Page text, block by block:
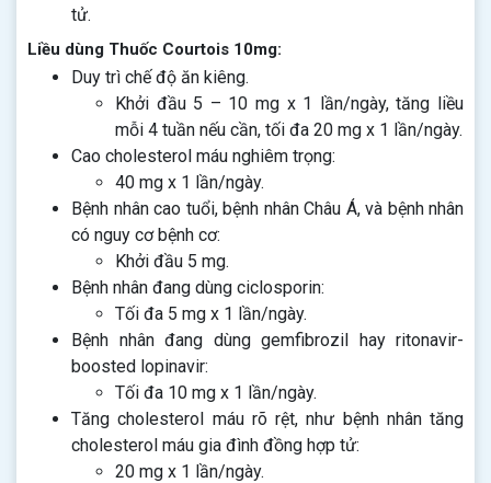
tử.
Liều dùng Thuốc Courtois 10mg:
Duy trì chế độ ăn kiêng.
Khởi đầu 5 – 10 mg x 1 lần/ngày, tăng liều
mỗi 4 tuần nếu cần, tối đa 20 mg x 1 lần/ngày.
Cao cholesterol máu nghiêm trọng:
40 mg x 1 lần/ngày.
Bệnh nhân cao tuổi, bệnh nhân Châu Á, và bệnh nhân
có nguy cơ bệnh cơ:
Khởi đầu 5 mg.
Bệnh nhân đang dùng ciclosporin:
Tối đa 5 mg x 1 lần/ngày.
Bệnh nhân đang dùng gemfibrozil hay ritonavir-
boosted lopinavir:
Tối đa 10 mg x 1 lần/ngày.
Tăng cholesterol máu rõ rệt, như bệnh nhân tăng
cholesterol máu gia đình đồng hợp tử:
20 mg x 1 lần/ngày.